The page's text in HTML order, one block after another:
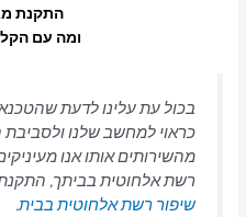
התקנת
ומה עם
בכול עת עלינו לדעת
כראוי למחשב שלנו
מהשירותים אותו אנו
רשת אלחוטית בביתך, התקנת
שיפור רשת אלחוטית בבית.